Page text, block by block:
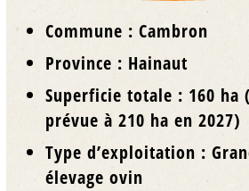
Commune : Cambron
Province : Hainaut
Superficie totale : 160 ha
prévue à 210 ha en 2027)
Type d’exploitation :
élevage ovin